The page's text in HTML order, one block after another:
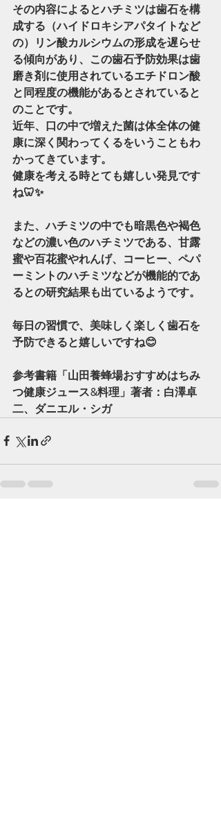
その内容によるとハチミツは歯石を構
成する（ハイドロキシアパタイトなど
の）リン酸カルシウムの形成を遅らせ
る傾向があり、この歯石予防効果は歯
磨き剤に使用されているエチドロン酸
と同程度の機能があるとされていると
のことです。
近年、口の中で増えた菌は体全体の健
康に深く関わってくるをいうこともわ
かってきています。
健康を考える時とても嬉しい発見です
ね🦷✨
また、ハチミツの中でも暗黒色や褐色
などの濃い色のハチミツである、甘露
蜜や百花蜜やれんげ、コーヒー、ペパ
ーミントのハチミツなどが機能的であ
るとの研究結果も出ているようです。
毎日の習慣で、美味しく楽しく歯石を
予防できると嬉しいですね😊
参考書籍「山田養蜂場おすすめはちみ
つ健康ジュース&料理」著者：白澤卓
二、ダニエル・シガ